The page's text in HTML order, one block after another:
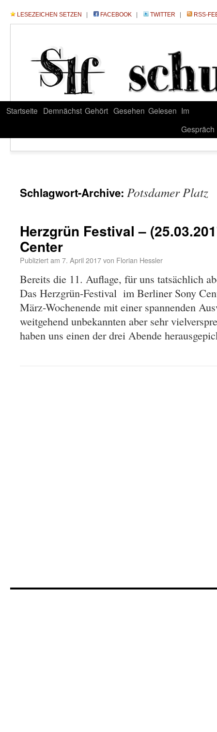
LESEZEICHEN SETZEN FACEBOOK TWITTER RSS-
Startseite Demnächst Gehört Gesehen Gelesen Im
Gespräch
Schlagwort-Archive: Potsdamer Platz
Herzgrün Festival –
Center
Publiziert am 7. April 2017von Florian Hessler
Bereits die 11. Auflage, für uns tatsächlich
Das Herzgrün-Festival im Berliner Sony
März-Wochenende mit einer spannenden
weitgehend unbekannten aber sehr
haben uns einen der drei Abende